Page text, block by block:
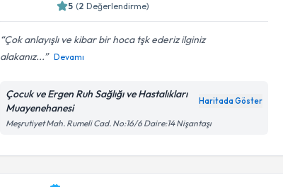
5 (2 Değerlendirme)
Çok anlayışlı ve kibar bir hoca tşk ederiz ilginiz
alakanız...
Devamı
Çocuk ve Ergen Ruh Sağlığı ve Hastalıkları
Muayenehanesi
Haritada Göster
Meşrutiyet Mah. Rumeli Cad. No:16/6 Daire:14 Nişantaşı